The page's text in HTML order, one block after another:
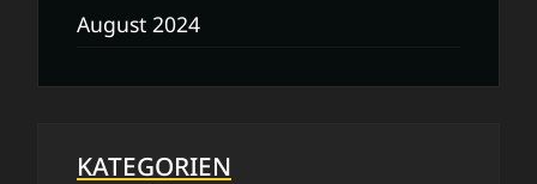
August 2024
KATEGORIEN